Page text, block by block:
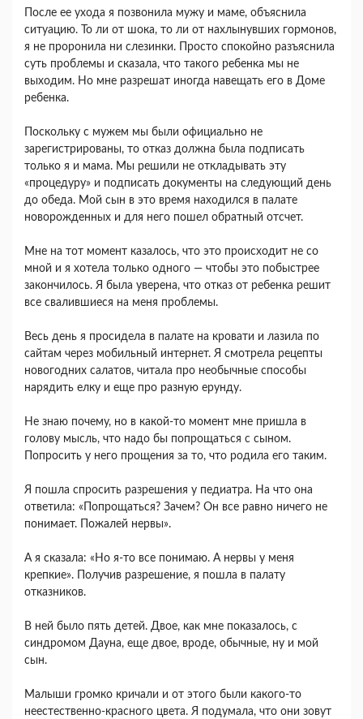
После ее ухода я позвонила мужу и маме, объяснила
ситуацию. То ли от шока, то ли от нахлынувших гормонов,
я не проронила ни слезинки. Просто спокойно разъяснила
суть проблемы и сказала, что такого ребенка мы не
выходим. Но мне разрешат иногда навещать его в Доме
ребенка.
Поскольку с мужем мы были официально не
зарегистрированы, то отказ должна была подписать
только я и мама. Мы решили не откладывать эту
«процедуру» и подписать документы на следующий день
до обеда. Мой сын в это время находился в палате
новорожденных и для него пошел обратный отсчет.
Мне на тот момент казалось, что это происходит не со
мной и я хотела только одного — чтобы это побыстрее
закончилось. Я была уверена, что отказ от ребенка решит
все свалившиеся на меня проблемы.
Весь день я просидела в палате на кровати и лазила по
сайтам через мобильный интернет. Я смотрела рецепты
новогодних салатов, читала про необычные способы
нарядить елку и еще про разную ерунду.
Не знаю почему, но в какой-то момент мне пришла в
голову мысль, что надо бы попрощаться с сыном.
Попросить у него прощения за то, что родила его таким.
Я пошла спросить разрешения у педиатра. На что она
ответила: «Попрощаться? Зачем? Он все равно ничего не
понимает. Пожалей нервы».
А я сказала: «Но я-то все понимаю. А нервы у меня
крепкие». Получив разрешение, я пошла в палату
отказников.
В ней было пять детей. Двое, как мне показалось, с
синдромом Дауна, еще двое, вроде, обычные, ну и мой
сын.
Малыши громко кричали и от этого были какого-то
неестественно-красного цвета. Я подумала, что они зовут